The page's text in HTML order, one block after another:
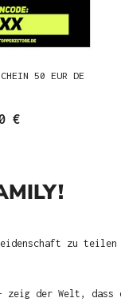
50 EUR DE
€
zu
zeig der Welt, dass